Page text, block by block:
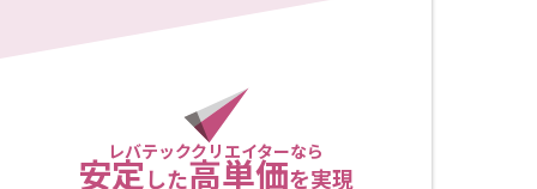
レバテッククリエイターなら
安定した高単価を実現